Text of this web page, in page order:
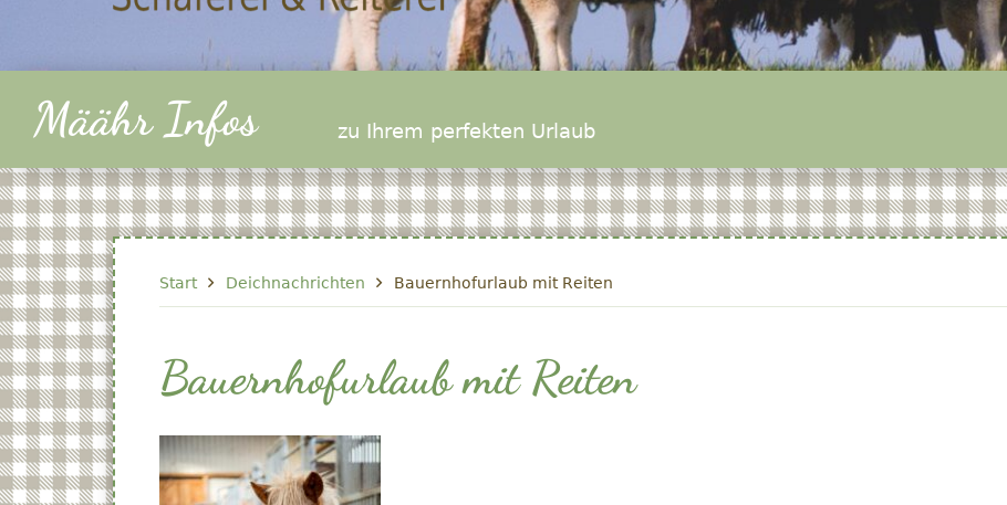
Määhr Infos zu Ihrem perfekten Urlaub
Start Deichnachrichten Bauernhofurlaub mit Reiten
Bauernhofurlaub mit Reiten